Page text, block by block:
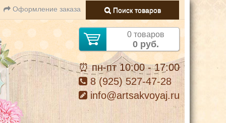
Оформление заказа Поиск товаров
0 товаров
0 руб.
⏰ пн-пт 10:00 - 17:00
8 (925) 527-47-28
info@artsakvoyaj.ru